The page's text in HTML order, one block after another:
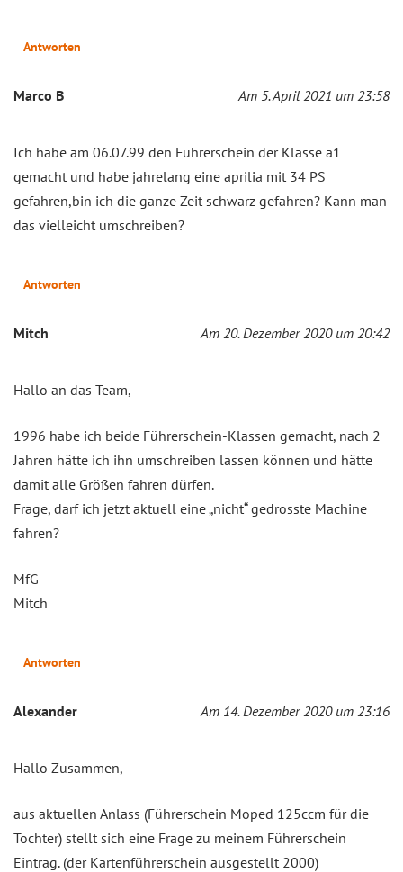
Antworten
Marco B Am 5. April 2021 um 23:58
Ich habe am 06.07.99 den Führerschein der Klasse a1
gemacht und habe jahrelang eine aprilia mit 34 PS
gefahren,bin ich die ganze Zeit schwarz gefahren? Kann man
das vielleicht umschreiben?
Antworten
Mitch Am 20. Dezember 2020 um 20:42
Hallo an das Team,
1996 habe ich beide Führerschein-Klassen gemacht, nach 2
Jahren hätte ich ihn umschreiben lassen können und hätte
damit alle Größen fahren dürfen.
Frage, darf ich jetzt aktuell eine „nicht“ gedrosste Machine
fahren?
MfG
Mitch
Antworten
Alexander Am 14. Dezember 2020 um 23:16
Hallo Zusammen,
aus aktuellen Anlass (Führerschein Moped 125ccm für die
Tochter) stellt sich eine Frage zu meinem Führerschein
Eintrag. (der Kartenführerschein ausgestellt 2000)